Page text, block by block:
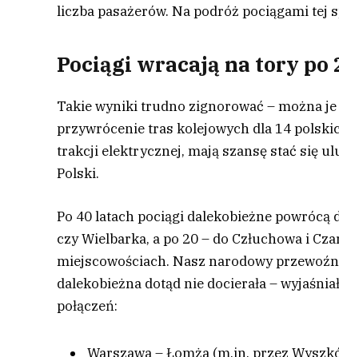
liczba pasażerów. Na podróż pociągami tej
Pociągi wracają na tory po
Takie wyniki trudno zignorować – można
przywrócenie tras kolejowych dla 14
trakcji elektrycznej, mają szansę stać się
Polski.
Po 40 latach pociągi dalekobieżne powrócą
czy Wielbarka, a po 20 – do Człuchowa i
miejscowościach. Nasz narodowy
dalekobieżna dotąd nie docierała –
połączeń:
Warszawa – Łomża (m.in. przez